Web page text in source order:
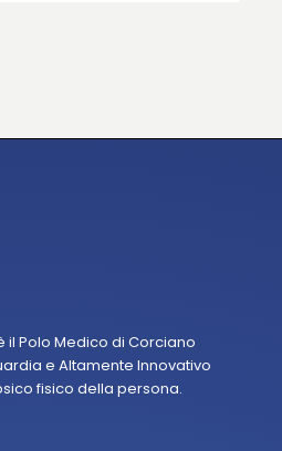
il Polo Medico di Corciano
e Altamente Innovativo
fisico della persona.